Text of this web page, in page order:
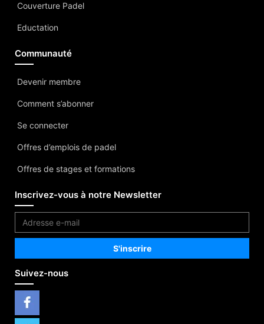
Couverture Padel
Eductation
Communauté
Devenir membre
Comment s’abonner
Se connecter
Offres d’emplois de padel
Offres de stages et formations
Inscrivez-vous à notre Newsletter
Suivez-nous